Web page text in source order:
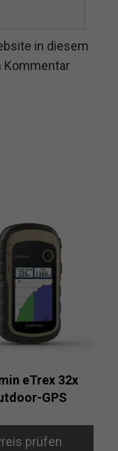
in diesem
Kommentar
eTrex 32x
GPS
prüfen